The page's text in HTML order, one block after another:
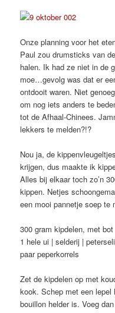
Onze planning voor het
Paul zou drumsticks van
halen. Ik had ze niet in de
moe…gevolg was dat er
ontdooit waren. Niet
om nog iets anders te
tot de Afhaal-Chinees.
lekkers te melden?!?
Nou ja, de
krijgen, dus maakte ik
Alles bij elkaar toch zo’n
kippen. Netjes
een mooi pannetje soep te
300 gram kipdelen, met bot
1 hele ui | selderij |
paar peperkorrels
Zet de kipdelen op met
kook. Schep met een
bouillon helder is. Voeg